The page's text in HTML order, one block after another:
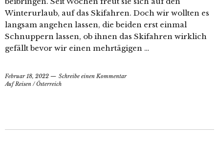
Winterurlaub, auf das Skifahren. Doch wir wollten es
langsam angehen lassen, die beiden erst einmal
Schnuppern lassen, ob ihnen das Skifahren wirklich
gefällt bevor wir einen mehrtägigen …
Februar 18, 2022
Schreibe einen Kommentar
Auf Reisen /Österreich